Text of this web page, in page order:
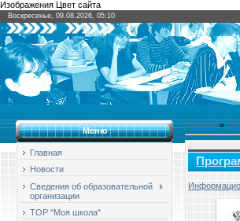
Изображения Цвет сайта
Воскресенье, 09.08.2026, 05:10
Меню
Главная
Новости
Сведения об образовательной
организации
ТОР "Моя школа"
Главная»